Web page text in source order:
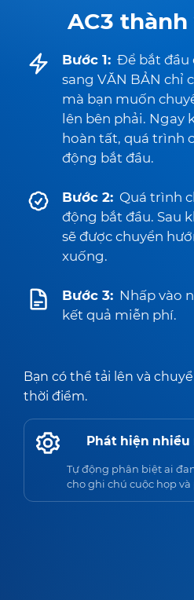
AC3
Bước 1: Để bắt đầu
sang VĂN BẢN chỉ
mà bạn muốn
lên bên phải. Ngay
hoàn tất, quá trình
động bắt đầu.
Bước 2: Quá trình
động bắt đầu. Sau
sẽ được chuyển
xuống.
Bước 3: Nhấp vào
kết quả miễn phí.
Bạn có thể tải lên và
thời điểm.
Phát hiện
Tự động phân biệt ai
cho ghi chú cuộc họp và